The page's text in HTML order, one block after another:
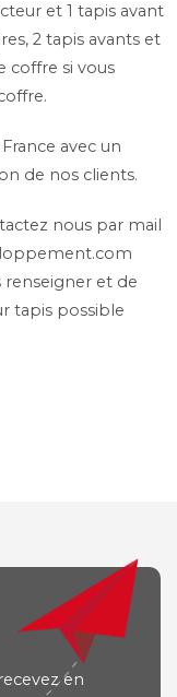
et 1 tapis avant
2 tapis avants et
coffre si vous
avec un
de nos clients.
nous par mail
renseigner et de
tapis possible
en